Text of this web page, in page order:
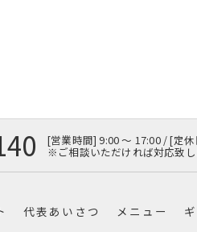
[営業時間] 9:00 〜 17:00 / [定
※ご相談いただければ対応致し
代表あいさつ メニュー